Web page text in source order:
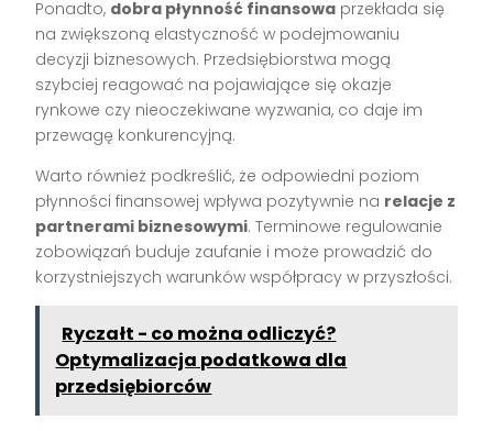
Ponadto, dobra płynność finansowa przekłada się
na zwiększoną elastyczność w podejmowaniu
decyzji biznesowych. Przedsiębiorstwa mogą
szybciej reagować na pojawiające się okazje
rynkowe czy nieoczekiwane wyzwania, co daje im
przewagę konkurencyjną.
Warto również podkreślić, że odpowiedni poziom
płynności finansowej wpływa pozytywnie na relacje z
partnerami biznesowymi. Terminowe regulowanie
zobowiązań buduje zaufanie i może prowadzić do
korzystniejszych warunków współpracy w przyszłości.
Ryczałt - co można odliczyć?
Optymalizacja podatkowa dla
przedsiębiorców